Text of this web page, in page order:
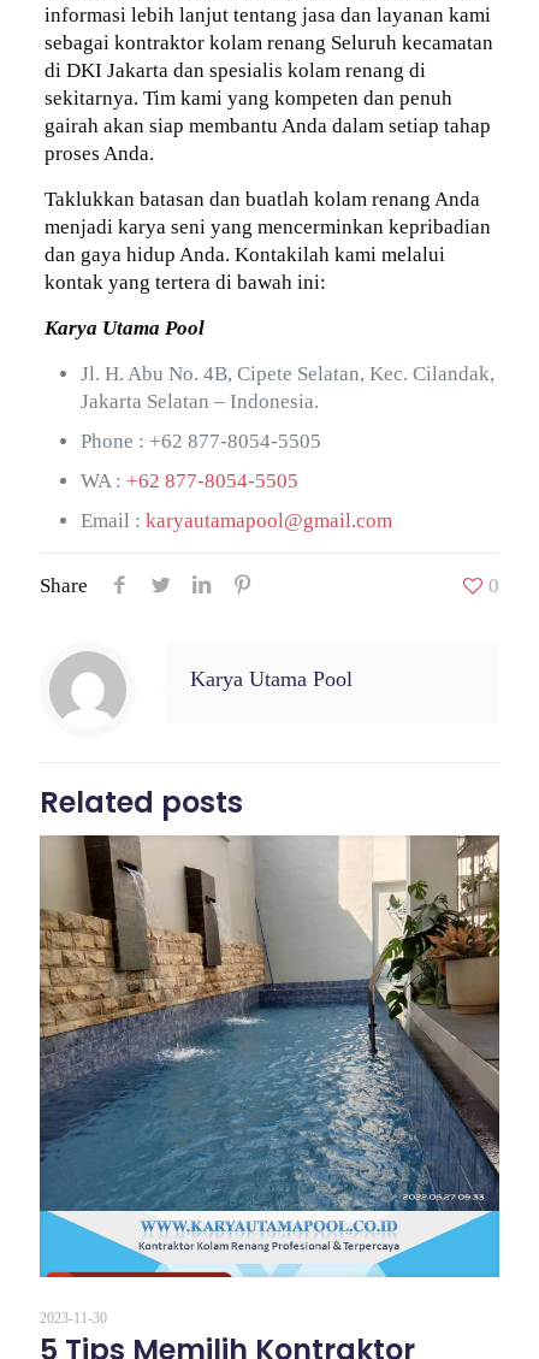
informasi lebih lanjut tentang jasa dan layanan kami
sebagai kontraktor kolam renang Seluruh kecamatan
di DKI Jakarta dan spesialis kolam renang di
sekitarnya. Tim kami yang kompeten dan penuh
gairah akan siap membantu Anda dalam setiap tahap
proses Anda.
Taklukkan batasan dan buatlah kolam renang Anda
menjadi karya seni yang mencerminkan kepribadian
dan gaya hidup Anda. Kontakilah kami melalui
kontak yang tertera di bawah ini:
Karya Utama Pool
Jl. H. Abu No. 4B, Cipete Selatan, Kec. Cilandak,
Jakarta Selatan – Indonesia.
Phone : +62 877-8054-5505
WA : +62 877-8054-5505
Email : karyautamapool@gmail.com
Share 0
Karya Utama Pool
Related posts
2023-11-30
5 Tips Memilih Kontraktor